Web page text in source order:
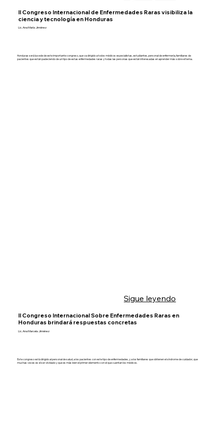
II Congreso Internacional de Enfermedades Raras visibiliza la
ciencia y tecnología en Honduras
Lic. Ana María Jiménez
Honduras será la sede de este importante congreso, que va dirigido a todos médicos especialistas, estudiantes, personal de enfermería, familiares de
pacientes que están padeciendo de un tipo de estas enfermedades raras y todas las personas que están interesadas en aprender más sobre el tema.
Sigue leyendo
II Congreso Internacional Sobre Enfermedades Raras en
Honduras brindará respuestas concretas
Lic. Ana Marcela Jiménez
Este congreso está dirigido al personal de salud, a los pacientes con este tipo de enfermedades, y a los familiares que obtienen el síndrome de cuidador, que
muchas veces es el ser olvidado y que es más bien el primer elemento con el que cuentan los médicos.